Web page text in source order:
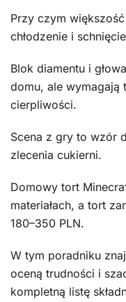
Przy czym
chłodzenie i
Blok diamentu i
domu, ale wymagają
cierpliwości.
Scena z gry to wzór
zlecenia cukierni.
Domowy tort
materiałach, a tort
180–350 PLN.
W tym poradniku
oceną trudności i
kompletną listę